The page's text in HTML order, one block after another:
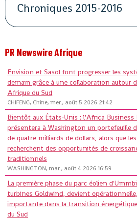
Chroniques 2015-2016
PR Newswire Afrique
Envision et Sasol font progresser les
demain grâce à une collaboration autour
Afrique du Sud
CHIFENG, Chine, mer., août 5 2026 21:42
Bientôt aux États-Unis : l'Africa
présentera à Washington un portefeuille
de quatre milliards de dollars, alors que
recherchent des opportunités de
traditionnels
WASHINGTON, mar., août 4 2026 16:59
La première phase du parc éolien
turbines Goldwind, devient
importante dans la transition
du Sud